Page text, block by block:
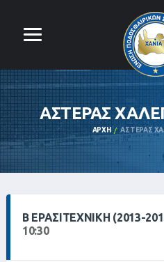
ΑΣΤΕΡΑΣ
ΑΡΧΉ ΑΣΤΕΡΑΣ
Β ΕΡΑΣΙΤΕΧΝΙΚΗ (2013-
10:30